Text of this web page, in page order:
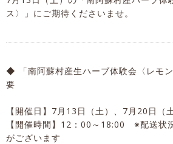
ス〉」にご期待くださいませ。
◆ 「南阿蘇村産生ハーブ体験会〈レモ
要
【開催日】7月13日（土）、7月20日（土
【開催時間】12：00～18:00 ※配送状
がございます